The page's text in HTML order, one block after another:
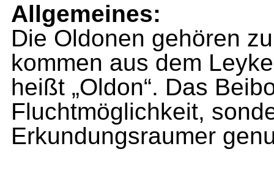
Allgemeines:
Die Oldonen gehören
kommen aus dem
heißt „Oldon“. Das
Fluchtmöglichkeit,
Erkundungsraumer